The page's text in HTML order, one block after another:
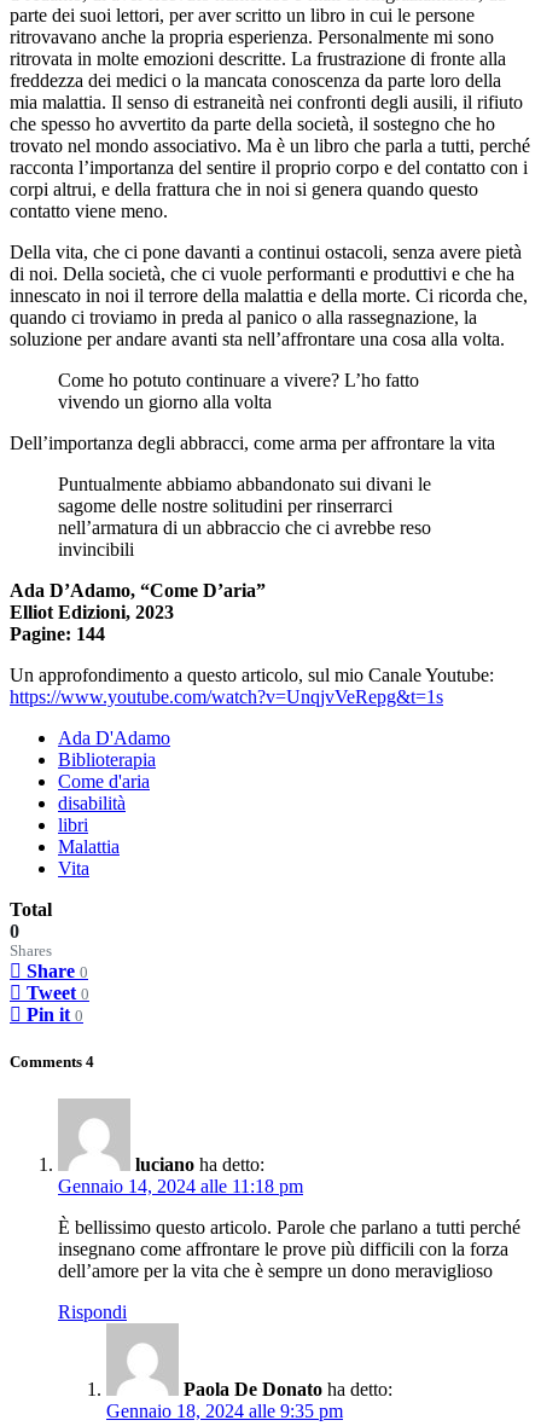
parte dei suoi lettori, per aver scritto un libro in cui le persone
ritrovavano anche la propria esperienza. Personalmente mi sono
ritrovata in molte emozioni descritte. La frustrazione di fronte alla
freddezza dei medici o la mancata conoscenza da parte loro della
mia malattia. Il senso di estraneità nei confronti degli ausili, il rifiuto
che spesso ho avvertito da parte della società, il sostegno che ho
trovato nel mondo associativo. Ma è un libro che parla a tutti, perché
racconta l’importanza del sentire il proprio corpo e del contatto con i
corpi altrui, e della frattura che in noi si genera quando questo
contatto viene meno.
Della vita, che ci pone davanti a continui ostacoli, senza avere pietà
di noi. Della società, che ci vuole performanti e produttivi e che ha
innescato in noi il terrore della malattia e della morte. Ci ricorda che,
quando ci troviamo in preda al panico o alla rassegnazione, la
soluzione per andare avanti sta nell’affrontare una cosa alla volta.
Come ho potuto continuare a vivere? L’ho fatto
vivendo un giorno alla volta
Dell’importanza degli abbracci, come arma per affrontare la vita
Puntualmente abbiamo abbandonato sui divani le
sagome delle nostre solitudini per rinserrarci
nell’armatura di un abbraccio che ci avrebbe reso
invincibili
Ada D’Adamo, “Come D’aria”
Elliot Edizioni, 2023
Pagine: 144
Un approfondimento a questo articolo, sul mio Canale Youtube:
https://www.youtube.com/watch?v=UnqjvVeRepg&t=1s
Ada D'Adamo
Biblioterapia
Come d'aria
disabilità
libri
Malattia
Vita
Total
0
Shares
Share 0
Tweet 0
Pin it 0
Comments 4
luciano ha detto:
Gennaio 14, 2024 alle 11:18 pm
È bellissimo questo articolo. Parole che parlano a tutti perché
insegnano come affrontare le prove più difficili con la forza
dell’amore per la vita che è sempre un dono meraviglioso
Rispondi
Paola De Donato ha detto:
Gennaio 18, 2024 alle 9:35 pm